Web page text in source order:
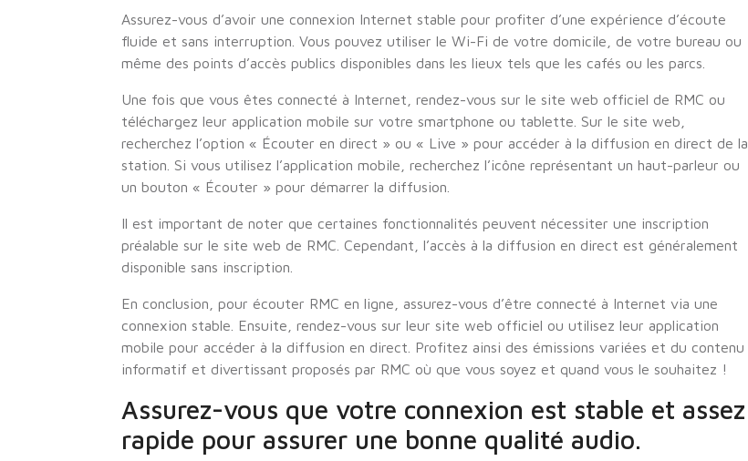
Assurez-vous d’avoir une connexion Internet stable pour profiter d’une expérience d’écoute
fluide et sans interruption. Vous pouvez utiliser le Wi-Fi de votre domicile, de votre bureau ou
même des points d’accès publics disponibles dans les lieux tels que les cafés ou les parcs.
Une fois que vous êtes connecté à Internet, rendez-vous sur le site web officiel de RMC ou
téléchargez leur application mobile sur votre smartphone ou tablette. Sur le site web,
recherchez l’option « Écouter en direct » ou « Live » pour accéder à la diffusion en direct de la
station. Si vous utilisez l’application mobile, recherchez l’icône représentant un haut-parleur ou
un bouton « Écouter » pour démarrer la diffusion.
Il est important de noter que certaines fonctionnalités peuvent nécessiter une inscription
préalable sur le site web de RMC. Cependant, l’accès à la diffusion en direct est généralement
disponible sans inscription.
En conclusion, pour écouter RMC en ligne, assurez-vous d’être connecté à Internet via une
connexion stable. Ensuite, rendez-vous sur leur site web officiel ou utilisez leur application
mobile pour accéder à la diffusion en direct. Profitez ainsi des émissions variées et du contenu
informatif et divertissant proposés par RMC où que vous soyez et quand vous le souhaitez !
Assurez-vous que votre connexion est stable et assez
rapide pour assurer une bonne qualité audio.